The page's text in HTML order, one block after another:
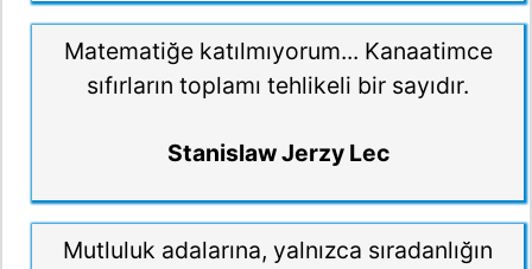
Matematiğe katılmıyorum... Kanaatimce
sıfırların toplamı tehlikeli bir sayıdır.
Stanislaw Jerzy Lec
Mutluluk adalarına, yalnızca sıradanlığın